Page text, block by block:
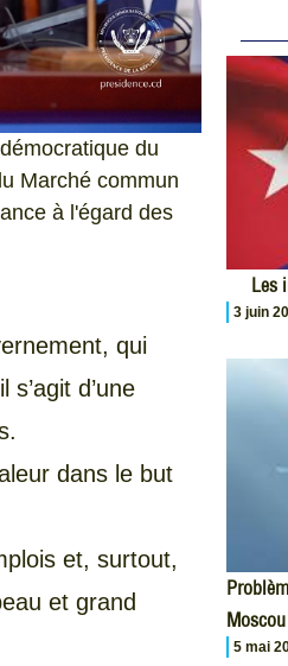
du
Marché commun
à l'égard des
qui
d’une
dans le but
et, surtout,
et grand
Les
3 juin
Moscou
5 mai